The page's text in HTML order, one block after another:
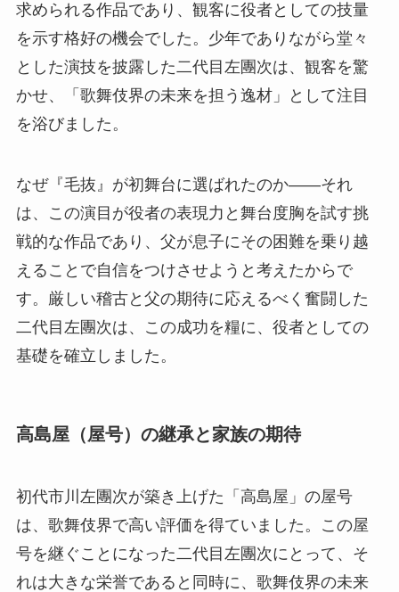
求められる作品であり、観客に役者としての技量
を示す格好の機会でした。少年でありながら堂々
とした演技を披露した二代目左團次は、観客を驚
かせ、「歌舞伎界の未来を担う逸材」として注目
を浴びました。
なぜ『毛抜』が初舞台に選ばれたのか――それ
は、この演目が役者の表現力と舞台度胸を試す挑
戦的な作品であり、父が息子にその困難を乗り越
えることで自信をつけさせようと考えたからで
す。厳しい稽古と父の期待に応えるべく奮闘した
二代目左團次は、この成功を糧に、役者としての
基礎を確立しました。
高島屋（屋号）の継承と家族の期待
初代市川左團次が築き上げた「高島屋」の屋号
は、歌舞伎界で高い評価を得ていました。この屋
号を継ぐことになった二代目左團次にとって、そ
れは大きな栄誉であると同時に、歌舞伎界の未来